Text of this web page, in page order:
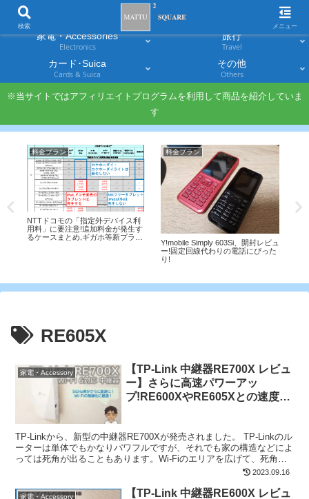
家電・Accessories
Electronics
旅行
Travel
カード･Suica
Cards & Suica
その他
Others
※当サイトではアフィリエイトプログラムを利用して商品を紹介していま
す
料金プラン
NTTドコモの「指定外デバイス利
用料」に要注意!追加料金が発生す
るケースまとめ,ギガホ等新プラン
料金プラン
Y!mobile Simply 603Si、開封レビュ
ー!固定回線代わりの電話にぴった
り!
RE605X
家電・Accessory
【TP-Link 中継器RE700X レビュ
ー】さらに高速パワーアッ
プ!RE600XやRE605Xとの速度の
TP-Linkから、新型の中継器RE700Xが発売されました。 TP-Linkのル
ーターは単体でもかなりパワフルですが、それでも家の構造などによ
っては死角が出ることもあります。Wi-Fiのエリアを広げて、死角を
2023.09.16
家電・Accessory
【TP-Link 中継器RE600X レビュ
検索 メニュー